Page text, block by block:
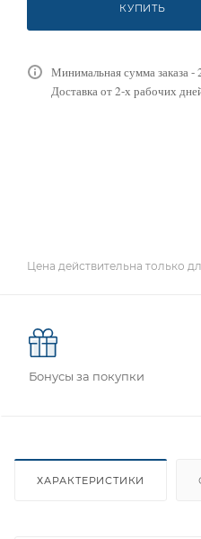
КУПИТЬ
Минимальная сумма заказа -
Доставка от 2-х рабочих
Цена действительна только
Бонусы за покупки
ХАРАКТЕРИСТИКИ